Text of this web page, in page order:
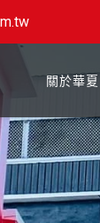
關於華夏